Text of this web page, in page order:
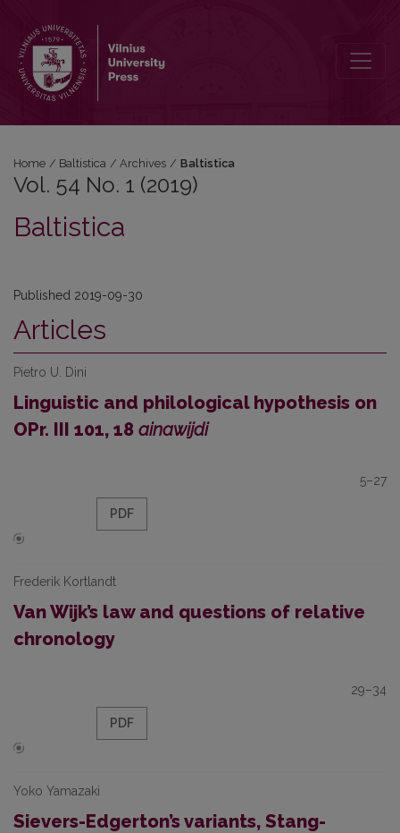
Home / Baltistica / Archives / Baltistica
Vol. 54 No. 1 (2019)
Baltistica
Published 2019-09-30
Articles
Pietro U. Dini
Linguistic and philological hypothesis on
OPr. III 101, 18 ainawijdi
5–27
PDF
Frederik Kortlandt
Van Wijk’s law and questions of relative
chronology
29–34
PDF
Yoko Yamazaki
Sievers-Edgerton’s variants, Stang-